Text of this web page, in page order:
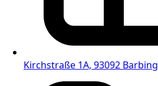
Kirchstraße 1A, 93092 Barbing